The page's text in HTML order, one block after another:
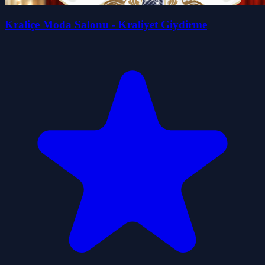
Kraliçe Moda Salonu - Kraliyet Giydirme